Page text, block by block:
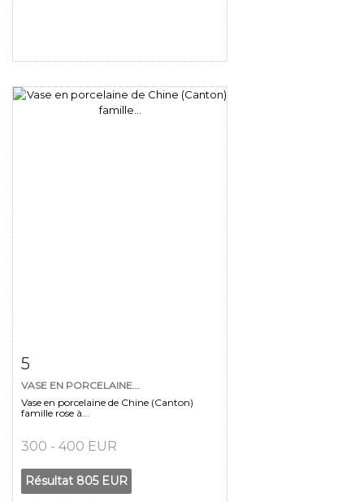
5
VASE EN PORCELAINE...
Vase en porcelaine de Chine (Canton)
famille rose à...
300 - 400 EUR
Résultat 805 EUR